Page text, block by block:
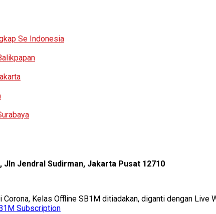
Se Indonesia
Jln Jendral Sudirman, Jakarta Pusat 12710
Kelas Offline SB1M ditiadakan, diganti dengan Live
Subscription